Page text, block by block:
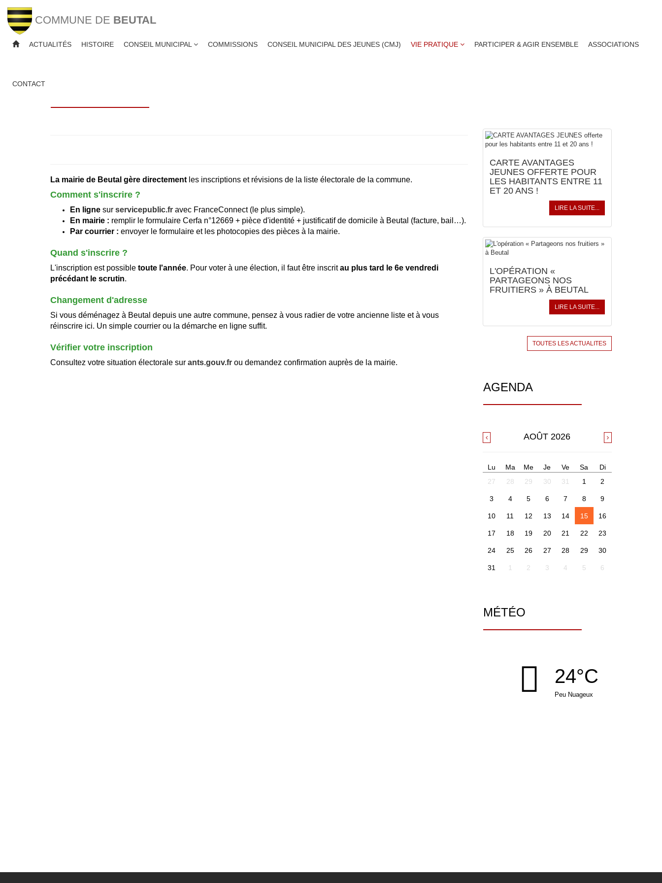
COMMUNE DE BEUTAL
ACTUALITÉS HISTOIRE CONSEIL MUNICIPAL COMMISSIONS CONSEIL MUNICIPAL DES JEUNES (CMJ) VIE PRATIQUE PARTICIPER & AGIR ENSEMBLE ASSOCIATIONS
CONTACT
La mairie de Beutal gère directement les inscriptions et révisions de la liste électorale de la commune.
Comment s'inscrire ?
En ligne sur servicepublic.fr avec FranceConnect (le plus simple).
En mairie : remplir le formulaire Cerfa n°12669 + pièce d'identité + justificatif de domicile à Beutal (facture, bail…).
Par courrier : envoyer le formulaire et les photocopies des pièces à la mairie.
Quand s'inscrire ?
L'inscription est possible toute l'année. Pour voter à une élection, il faut être inscritau plus tard le 6e vendredi
précédant le scrutin.
Changement d'adresse
Si vous déménagez à Beutal depuis une autre commune, pensez à vous radier de votre ancienne liste et à vous
réinscrire ici. Un simple courrier ou la démarche en ligne suffit.
Vérifier votre inscription
Consultez votre situation électorale sur ants.gouv.fr ou demandez confirmation auprès de la mairie.
CARTE AVANTAGES
JEUNES OFFERTE POUR
LES HABITANTS ENTRE 11
ET 20 ANS !
LIRE LA SUITE...
L'OPÉRATION «
PARTAGEONS NOS
FRUITIERS » À BEUTAL
LIRE LA SUITE...
TOUTES LES ACTUALITES
AGENDA
AOÛT 2026
Lu Ma Me Je Ve Sa
Di
27
28 29 30 31 1 2
3 4 5 6 7 8 9
10 11 12 13 14 15 16
17 18 19 20 21 22 23
24 25 26 27 28 29 30
31 1 2 3 4 5 6
MÉTÉO
24°C
Peu Nuageux